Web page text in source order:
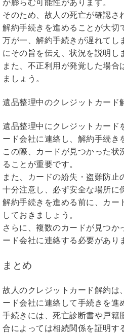
が膨らむ可能性があります。
そのため、故人の死亡が確認さ
解約手続きを進めることが大切
万が一、解約手続きが遅れてし
にその旨を伝え、状況を説明し
また、不正利用が発覚した場合
ましょう。
遺品整理中のクレジットカード
遺品整理中にクレジットカード
ード会社に連絡し、解約手続き
この際、カードが見つかった状
ることが重要です。
また、カードの紛失・盗難防止
十分注意し、必ず安全な場所に
解約手続きを進める前に、カー
しておきましょう。
さらに、複数のカードが見つか
ード会社に連絡する必要があり
まとめ
故人のクレジットカード解約は
ード会社に連絡して手続きを進
手続きには、死亡診断書や戸籍
合によっては相続関係を証明す